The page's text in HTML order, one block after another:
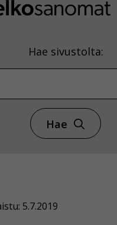
Hae sivustolta:
Hae
5.7.2019